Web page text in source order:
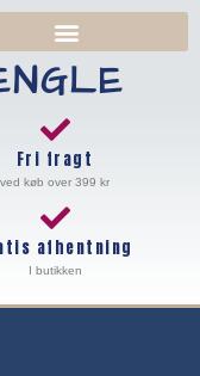
Fri fragt
ved køb over 399 kr
afhentning
I butikken